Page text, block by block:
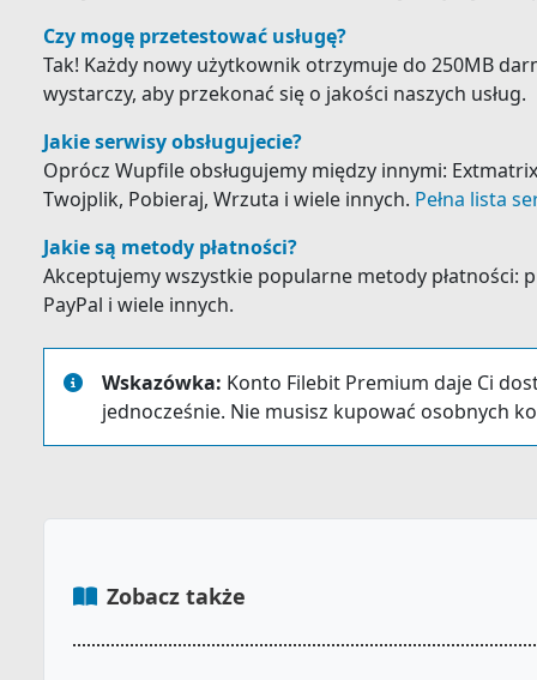
Czy mogę przetestować usługę?
Tak! Każdy nowy użytkownik otrzymuje do 250MB
wystarczy, aby przekonać się o jakości naszych usług.
Jakie serwisy obsługujecie?
Oprócz Wupfile obsługujemy między innymi:
Twojplik, Pobieraj, Wrzuta i wiele innych. Pełna lista
Jakie są metody płatności?
Akceptujemy wszystkie popularne metody płatności:
PayPal i wiele innych.
Wskazówka: Konto Filebit Premium daje Ci
jednocześnie. Nie musisz kupować osobnych
Zobacz także